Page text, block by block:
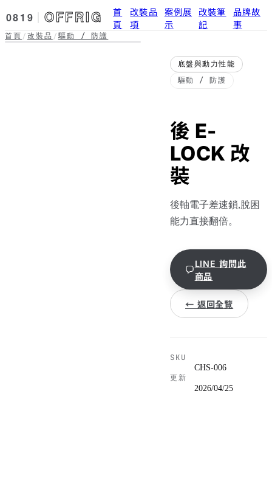
0819 OFFRIG
首
頁
改裝品
項
案例展
示
改裝筆
記
品牌故
事
首頁 /改裝品 /驅動 / 防護
底盤與動力性能
驅動 / 防護
後 E-
LOCK 改
裝
後軸電子差速鎖,脫困
能力直接翻倍。
LINE 詢問此
商品
← 返回全覽
SKU
CHS-006
更新
2026/04/25